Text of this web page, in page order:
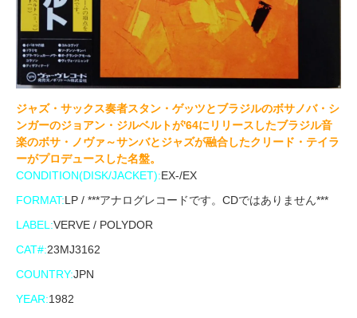
ジャズ・サックス奏者スタン・ゲッツとブラジルのボサノバ・シ
ンガーのジョアン・ジルベルトが'64にリリースしたブラジル音
楽のボサ・ノヴァ～サンバとジャズが融合したクリード・テイラ
ーがプロデュースした名盤。
CONDITION(DISK/JACKET):EX-/EX
FORMAT:LP / ***アナログレコードです。CDではありません***
LABEL:VERVE / POLYDOR
CAT#:23MJ3162
COUNTRY:JPN
YEAR:1982